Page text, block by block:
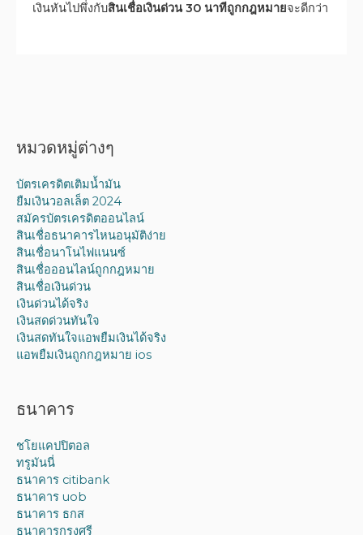
เงินหันไปพึ่งกับสินเชื่อเงินด่วน 30 นาทีถูกกฎหมายจะดีกว่า
หมวดหมู่ต่างๆ
บัตรเครดิตเติมน้ำมัน
ยืมเงินวอลเล็ต 2024
สมัครบัตรเครดิตออนไลน์
สินเชื่อธนาคารไหนอนุมัติง่าย
สินเชื่อนาโนไฟแนนซ์
สินเชื่อออนไลน์ถูกกฎหมาย
สินเชื่อเงินด่วน
เงินด่วนได้จริง
เงินสดด่วนทันใจ
เงินสดทันใจแอพยืมเงินได้จริง
แอพยืมเงินถูกกฎหมาย ios
ธนาคาร
ชโยแคปปิตอล
ทรูมันนี่
ธนาคาร citibank
ธนาคาร uob
ธนาคาร ธกส
ธนาคารกรุงศรี